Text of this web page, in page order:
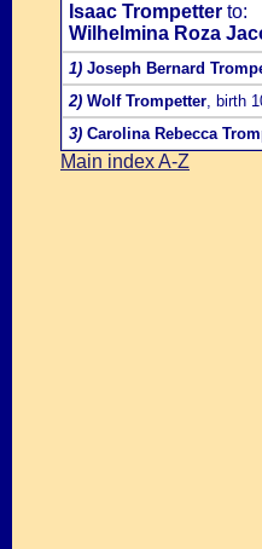
Isaac Trompetter to:
Wilhelmina Roza
1) Joseph Bernard
2) Wolf Trompetter, birth
3) Carolina Rebecca
Main index A-Z